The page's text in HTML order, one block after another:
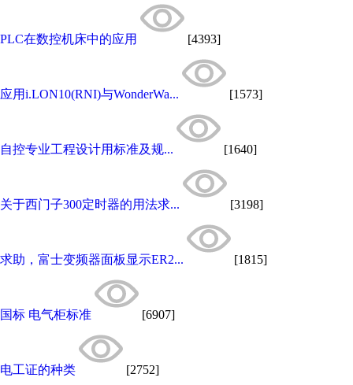
PLC在数控机床中的应用 [4393]
应用i.LON10(RNI)与WonderWa... [1573]
自控专业工程设计用标准及规... [1640]
关于西门子300定时器的用法求... [3198]
求助，富士变频器面板显示ER2... [1815]
国标 电气柜标准 [6907]
电工证的种类 [2752]